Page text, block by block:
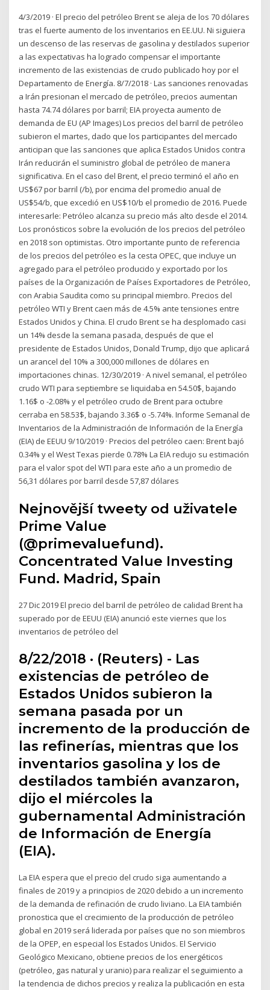
4/3/2019 · El precio del petróleo Brent se aleja de los 70 dólares
tras el fuerte aumento de los inventarios en EE.UU. Ni siguiera
un descenso de las reservas de gasolina y destilados superior
a las expectativas ha logrado compensar el importante
incremento de las existencias de crudo publicado hoy por el
Departamento de Energía. 8/7/2018 · Las sanciones renovadas
a Irán presionan el mercado de petróleo, precios aumentan
hasta 74.74 dólares por barril; EIA proyecta aumento de
demanda de EU (AP Images) Los precios del barril de petróleo
subieron el martes, dado que los participantes del mercado
anticipan que las sanciones que aplica Estados Unidos contra
Irán reducirán el suministro global de petróleo de manera
significativa. En el caso del Brent, el precio terminó el año en
US$67 por barril (/b), por encima del promedio anual de
US$54/b, que excedió en US$10/b el promedio de 2016. Puede
interesarle: Petróleo alcanza su precio más alto desde el 2014.
Los pronósticos sobre la evolución de los precios del petróleo
en 2018 son optimistas. Otro importante punto de referencia
de los precios del petróleo es la cesta OPEC, que incluye un
agregado para el petróleo producido y exportado por los
países de la Organización de Países Exportadores de Petróleo,
con Arabia Saudita como su principal miembro. Precios del
petróleo WTI y Brent caen más de 4.5% ante tensiones entre
Estados Unidos y China. El crudo Brent se ha desplomado casi
un 14% desde la semana pasada, después de que el
presidente de Estados Unidos, Donald Trump, dijo que aplicará
un arancel del 10% a 300,000 millones de dólares en
importaciones chinas. 12/30/2019 · A nivel semanal, el petróleo
crudo WTI para septiembre se liquidaba en 54.50$, bajando
1.16$ o -2.08% y el petróleo crudo de Brent para octubre
cerraba en 58.53$, bajando 3.36$ o -5.74%. Informe Semanal de
Inventarios de la Administración de Información de la Energía
(EIA) de EEUU 9/10/2019 · Precios del petróleo caen: Brent bajó
0.34% y el West Texas pierde 0.78% La EIA redujo su estimación
para el valor spot del WTI para este año a un promedio de
56,31 dólares por barril desde 57,87 dólares
Nejnovější tweety od uživatele
Prime Value
(@primevaluefund).
Concentrated Value Investing
Fund. Madrid, Spain
27 Dic 2019 El precio del barril de petróleo de calidad Brent ha
superado por de EEUU (EIA) anunció este viernes que los
inventarios de petróleo del
8/22/2018 · (Reuters) - Las
existencias de petróleo de
Estados Unidos subieron la
semana pasada por un
incremento de la producción de
las refinerías, mientras que los
inventarios gasolina y los de
destilados también avanzaron,
dijo el miércoles la
gubernamental Administración
de Información de Energía
(EIA).
La EIA espera que el precio del crudo siga aumentando a
finales de 2019 y a principios de 2020 debido a un incremento
de la demanda de refinación de crudo liviano. La EIA también
pronostica que el crecimiento de la producción de petróleo
global en 2019 será liderada por países que no son miembros
de la OPEP, en especial los Estados Unidos. El Servicio
Geológico Mexicano, obtiene precios de los energéticos
(petróleo, gas natural y uranio) para realizar el seguimiento a
la tendencia de dichos precios y realiza la publicación en esta